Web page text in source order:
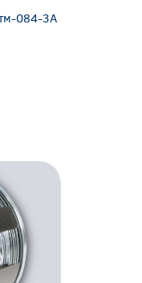
084-3А